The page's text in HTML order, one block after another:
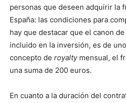
personas que deseen adquirir la
España: las condiciones para
hay que destacar que el canon
incluido en la inversión, es de
concepto de royalty mensual, el
una suma de 200 euros.
En cuanto a la duración del